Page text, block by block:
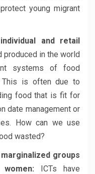
young migrant
and retail
in the world
systems of food
This is often due to
food that is fit for
date management or
How can we use
wasted?
groups
ICTs have